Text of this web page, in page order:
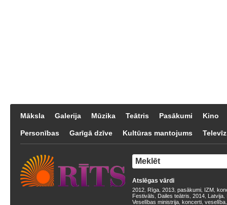
Māksla Galerija Mūzika Teātris Pasākumi Kino
Personības Garīgā dzīve Kultūras mantojums
Atslēgas vārdi
2012 Rīga 2013 pasākumi IZM
Festivāls
Dailes teātris 2014 Latvija
Veselības ministrija koncerti veselība